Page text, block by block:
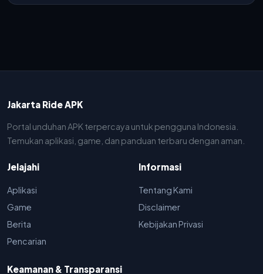
Jakarta Ride APK
Portal unduhan APK terpercaya untuk pengguna Indonesia.
Temukan aplikasi, game, dan panduan terbaru dengan aman.
Jelajahi
Aplikasi
Game
Berita
Pencarian
Informasi
Tentang Kami
Disclaimer
Kebijakan Privasi
Keamanan & Transparansi